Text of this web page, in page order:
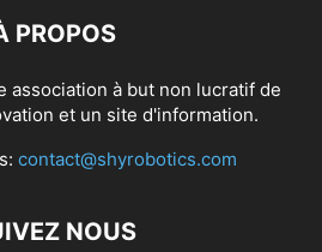
PROPOS
association à but non lucratif de
et un site d'information.
contact@shyrobotics.com
NOUS